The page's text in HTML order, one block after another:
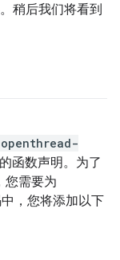
稍后我们将看到
函数声明。为了
您需要为
，您将添加以下